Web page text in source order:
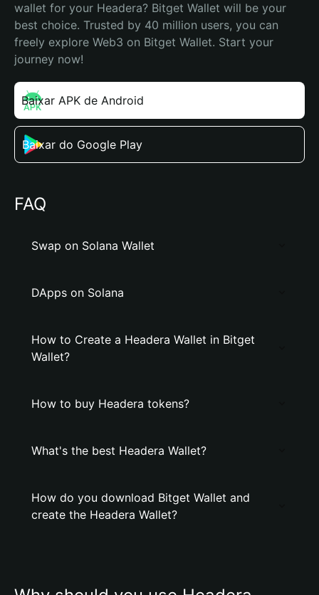
wallet for your Headera? Bitget Wallet will be your
best choice. Trusted by 40 million users, you can
freely explore Web3 on Bitget Wallet. Start your
journey now!
Baixar APK de Android
Baixar do Google Play
FAQ
Swap on Solana Wallet
DApps on Solana
How to Create a Headera Wallet in Bitget
Wallet?
How to buy Headera tokens?
What's the best Headera Wallet?
How do you download Bitget Wallet and
create the Headera Wallet?